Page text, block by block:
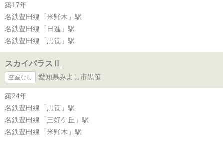
築17年
名鉄豊田線 「 米野木 」駅
名鉄豊田線 「 日進 」駅
名鉄豊田線 「 黒笹 」駅
スカイパラスⅡ
空室なし 愛知県みよし市黒笹
築24年
名鉄豊田線 「 黒笹 」駅
名鉄豊田線 「 三好ケ丘 」駅
名鉄豊田線 「 米野木 」駅